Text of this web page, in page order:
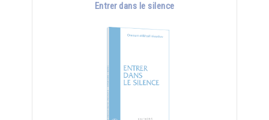
Entrer dans le silence